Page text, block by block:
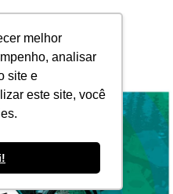
melhor
analisar
site e
este site, você